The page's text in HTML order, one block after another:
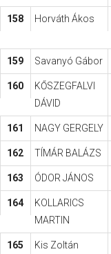
158 Horváth Ákos
159 Savanyó Gábor
160
KŐSZEGFALVI
DÁVID
161 NAGY GERGELY
162 TÍMÁR BALÁZS
163 ÓDOR JÁNOS
164
KOLLARICS
MARTIN
165 Kis Zoltán